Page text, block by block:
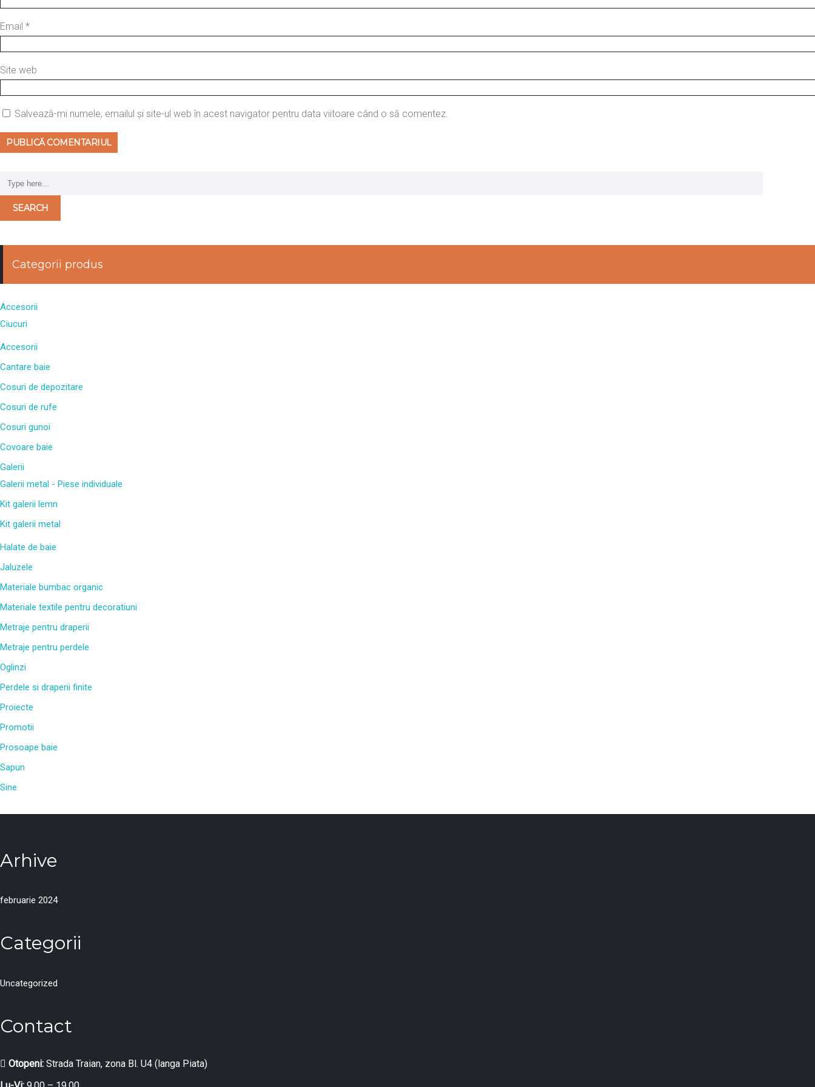
Email *
Site web
Salvează-mi numele, emailul și site-ul web în acest navigator pentru data viitoare când o să comentez.
Categorii produs
Accesorii
Ciucuri
Accesorii
Cantare baie
Cosuri de depozitare
Cosuri de rufe
Cosuri gunoi
Covoare baie
Galerii
Galerii metal - Piese individuale
Kit galerii lemn
Kit galerii metal
Halate de baie
Jaluzele
Materiale bumbac organic
Materiale textile pentru decoratiuni
Metraje pentru draperii
Metraje pentru perdele
Oglinzi
Perdele si draperii finite
Proiecte
Promotii
Prosoape baie
Sapun
Sine
Arhive
februarie 2024
Categorii
Uncategorized
Contact
Otopeni: Strada Traian, zona Bl. U4 (langa Piata)